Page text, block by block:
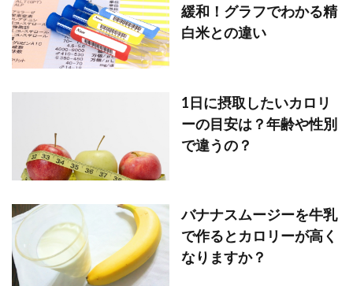
緩和！グラフでわかる精
白米との違い
1日に摂取したいカロリ
ーの目安は？年齢や性別
で違うの？
バナナスムージーを牛乳
で作るとカロリーが高く
なりますか？